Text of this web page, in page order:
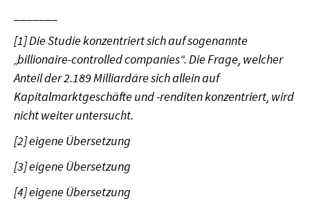
[1] Die Studie konzentriert sich auf sogenannte
„billionaire-controlled companies“. Die Frage, welcher
Anteil der 2.189 Milliardäre sich allein auf
Kapitalmarktgeschäfte und -renditen konzentriert, wird
nicht weiter untersucht.
[2] eigene Übersetzung
[3] eigene Übersetzung
[4] eigene Übersetzung